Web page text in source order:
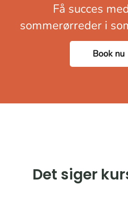
Få succes
sommerørreder i
Book nu
Det siger